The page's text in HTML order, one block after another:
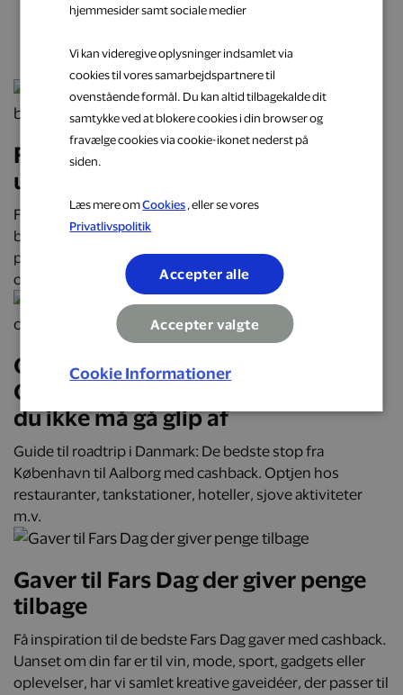
næste oplevelse
Få cashback på hverdagens
udgifter hos populære brands
Få cashback på hverdagens udgifter hos over 2.000
butikker, restauranter og webshops. Optjen automatisk
penge tilbage på alt fra mad og transport til mode, bolig
og faste abonnementer.
Oplev Danmark på roadtrip:
Oplevelser, mad og overnatninger,
du ikke må gå glip af
Guide til roadtrip i Danmark: De bedste stop fra
København til Aalborg med cashback. Optjen hos
restauranter, tankstationer, hoteller, sjove aktiviteter
m.v.
Gaver til Fars Dag der giver penge
tilbage
Få inspiration til de bedste Fars Dag gaver med cashback.
Uanset om din far er til vin, mode, sport, gadgets eller
oplevelser, har vi samlet kreative gaveidéer, der passer til
hjemmesider samt sociale medier
Vi kan videregive oplysninger indsamlet via
cookies til vores samarbejdspartnere til
ovenstående formål. Du kan altid tilbagekalde dit
samtykke ved at blokere cookies i din browser og
fravælge cookies via cookie-ikonet nederst på
siden.
Læs mere omCookies , eller se vores
Privatlivspolitik
Accepter alle
Accepter valgte
Cookie Informationer